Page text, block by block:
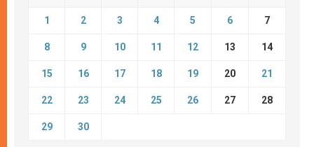
1 2 3 4 5 6 7
8 9 10 11 12 13 14
15 16 17 18 19 20 21
22 23 24 25 26 27 28
29 30